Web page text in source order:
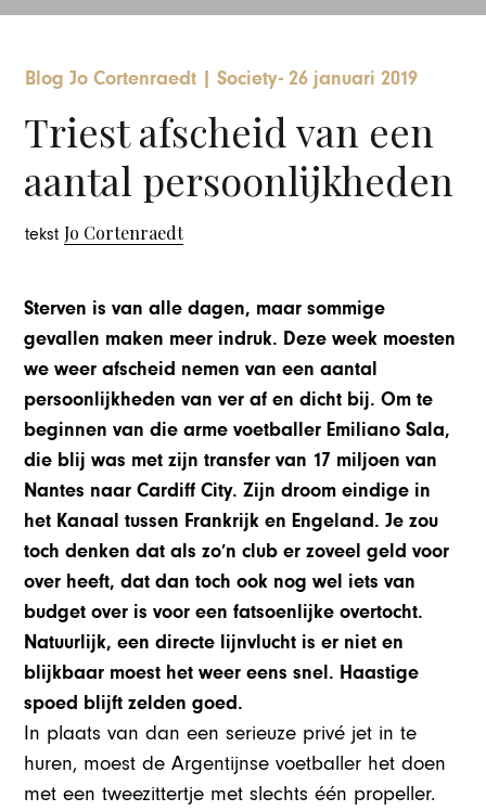
Blog Jo Cortenraedt Society-26 januari 2019
Triest afscheid van een
aantal persoonlijkheden
tekst Jo Cortenraedt
Sterven is van alle dagen, maar sommige
gevallen maken meer indruk. Deze week moesten
we weer afscheid nemen van een aantal
persoonlijkheden van ver af en dicht bij. Om te
beginnen van die arme voetballer Emiliano Sala,
die blij was met zijn transfer van 17 miljoen van
Nantes naar Cardiff City. Zijn droom eindige in
het Kanaal tussen Frankrijk en Engeland. Je zou
toch denken dat als zo’n club er zoveel geld voor
over heeft, dat dan toch ook nog wel iets van
budget over is voor een fatsoenlijke overtocht.
Natuurlijk, een directe lijnvlucht is er niet en
blijkbaar moest het weer eens snel. Haastige
spoed blijft zelden goed.
In plaats van dan een serieuze privé jet in te
huren, moest de Argentijnse voetballer het doen
met een tweezittertje met slechts één propeller.